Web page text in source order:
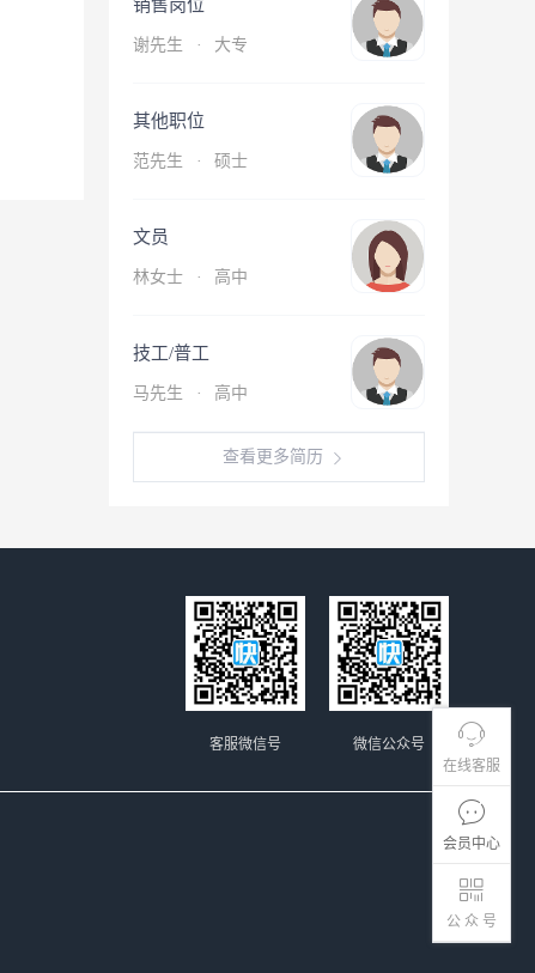
在线客服
会员中心
公 众 号
销售岗位
谢先生 · 大专
其他职位
范先生 · 硕士
文员
林女士 · 高中
技工/普工
马先生 · 高中
查看更多简历
微信公众号
客服微信号